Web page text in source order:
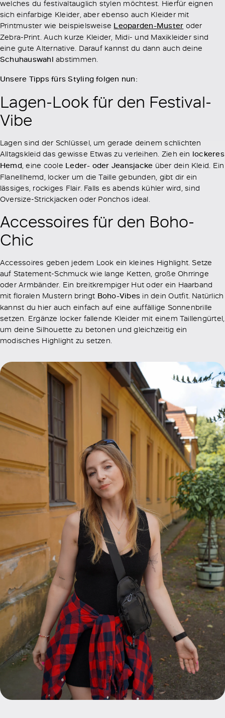
welches du festivaltauglich stylen möchtest. Hierfür eignen
sich einfarbige Kleider, aber ebenso auch Kleider mit
Printmuster wie beispielsweise Leoparden-Muster oder
Zebra-Print. Auch kurze Kleider, Midi- und Maxikleider sind
eine gute Alternative. Darauf kannst du dann auch deine
Schuhauswahl abstimmen.
Unsere Tipps fürs Styling folgen nun:
Lagen-Look für den Festival-
Vibe
Lagen sind der Schlüssel, um gerade deinem schlichten
Alltagskleid das gewisse Etwas zu verleihen. Zieh ein lockeres
Hemd, eine coole Leder- oder Jeansjacke über dein Kleid. Ein
Flanellhemd, locker um die Taille gebunden, gibt dir ein
lässiges, rockiges Flair. Falls es abends kühler wird, sind
Oversize-Strickjacken oder Ponchos ideal.
Accessoires für den Boho-
Chic
Accessoires geben jedem Look ein kleines Highlight. Setze
auf Statement-Schmuck wie lange Ketten, große Ohrringe
oder Armbänder. Ein breitkrempiger Hut oder ein Haarband
mit floralen Mustern bringt Boho-Vibes in dein Outfit. Natürlich
kannst du hier auch einfach auf eine auffällige Sonnenbrille
setzen. Ergänze locker fallende Kleider mit einem Taillengürtel,
um deine Silhouette zu betonen und gleichzeitig ein
modisches Highlight zu setzen.